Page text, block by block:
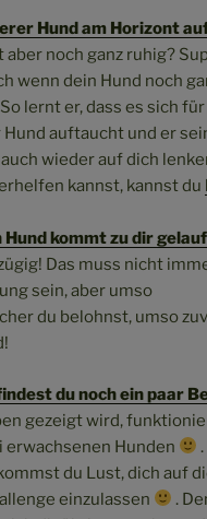
Hund am Horizont
aber noch ganz ruhig?
wenn dein Hund noch
lernt er, dass es sich
auftaucht und er
wieder auf dich
kannst, kannst du
Hund kommt zu dir
Das muss nicht
sein, aber umso
du belohnst, umso
du noch ein paar
gezeigt wird,
erwachsenen Hunden
.
du Lust, dich auf
einzulassen
.